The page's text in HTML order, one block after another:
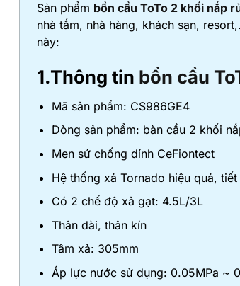
Sản phẩm bồn cầu ToTo 2 khối nắp
nhà tắm, nhà hàng, khách sạn,
này:
1.Thông tin bồn cầu
Mã sản phẩm: CS986GE4
Dòng sản phẩm: bàn cầu 2 khối
Men sứ chống dính CeFiontect
Hệ thống xả Tornado hiệu quả,
Có 2 chế độ xả gạt: 4.5L/3L
Thân dài, thân kín
Tâm xả: 305mm
Áp lực nước sử dụng: 0.05MPa ~